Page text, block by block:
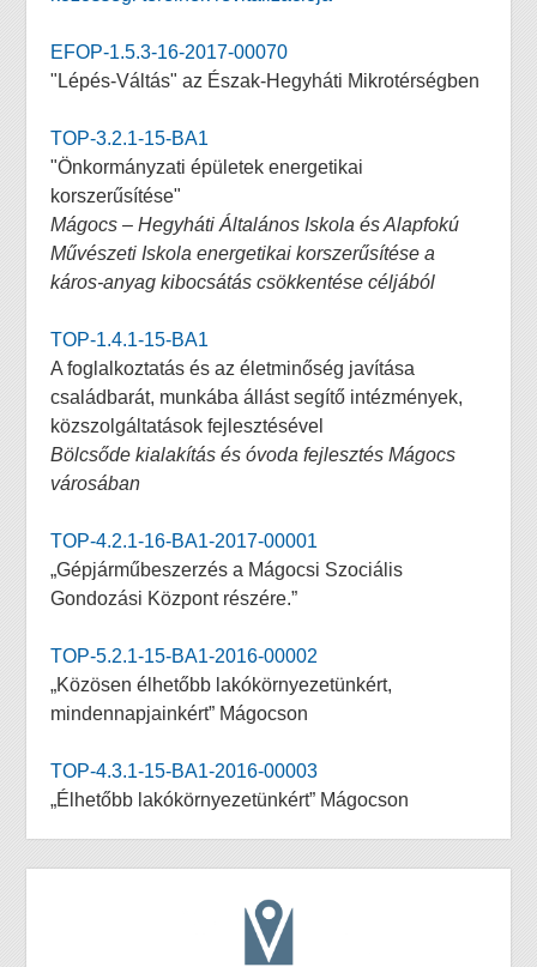
EFOP-1.5.3-16-2017-00070
"Lépés-Váltás" az Észak-Hegyháti Mikrotérségben
TOP-3.2.1-15-BA1
"Önkormányzati épületek energetikai
korszerűsítése"
Mágocs – Hegyháti Általános Iskola és Alapfokú
Művészeti Iskola energetikai korszerűsítése a
káros-anyag kibocsátás csökkentése céljából
TOP-1.4.1-15-BA1
A foglalkoztatás és az életminőség javítása
családbarát, munkába állást segítő intézmények,
közszolgáltatások fejlesztésével
Bölcsőde kialakítás és óvoda fejlesztés Mágocs
városában
TOP-4.2.1-16-BA1-2017-00001
„Gépjárműbeszerzés a Mágocsi Szociális
Gondozási Központ részére.”
TOP-5.2.1-15-BA1-2016-00002
„Közösen élhetőbb lakókörnyezetünkért,
mindennapjainkért” Mágocson
TOP-4.3.1-15-BA1-2016-00003
„Élhetőbb lakókörnyezetünkért” Mágocson